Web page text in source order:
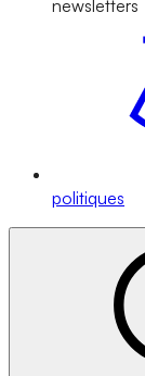
newsletters
politiques